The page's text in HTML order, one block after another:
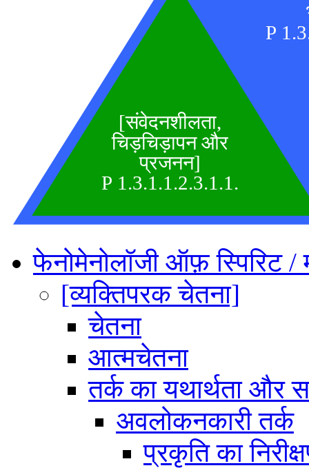
P
[संवेदनशीलता,
चिड़चिड़ापन और
प्रजनन]
P 1.3.1.1.2.3.1.1.
फेनोमेनोलॉजी ऑफ़ स्पिरिट /
[व्यक्तिपरक चेतना]
चेतना
आत्मचेतना
तर्क का यथार्थता और
अवलोकनकारी तर्क
प्रकृति का